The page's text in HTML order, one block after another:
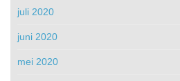
juli 2020
juni 2020
mei 2020